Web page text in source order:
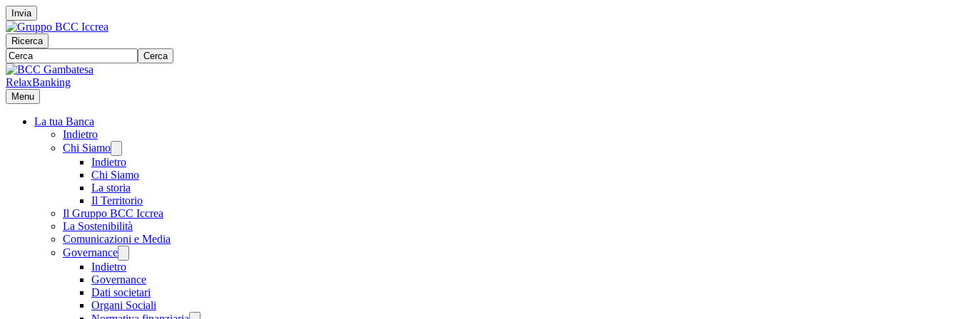
Invia
Ricerca
Cerca
RelaxBanking
Menu
La tua Banca
Indietro
Chi Siamo
Indietro
Chi Siamo
La storia
Il Territorio
Il Gruppo BCC Iccrea
La Sostenibilità
Comunicazioni e Media
Governance
Indietro
Governance
Dati societari
Organi Sociali